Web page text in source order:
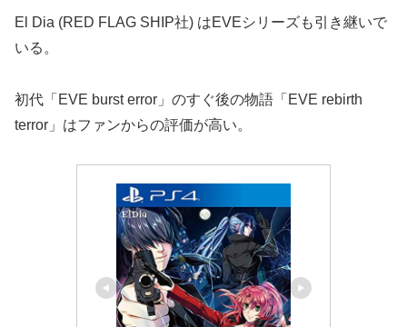
El Dia (RED FLAG SHIP社) はEVEシリーズも引き継いで
いる。
初代「EVE burst error」のすぐ後の物語「EVE rebirth
terror」はファンからの評価が高い。